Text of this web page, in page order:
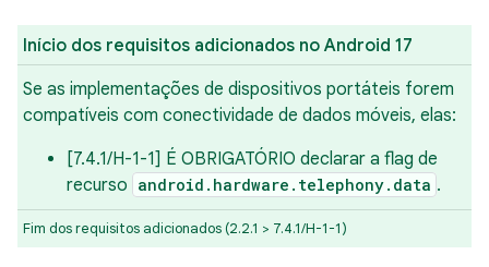
Início dos requisitos adicionados no Android 17
Se as implementações de dispositivos portáteis forem
compatíveis com conectividade de dados móveis, elas:
[7.4.1/H-1-1] É OBRIGATÓRIO declarar a flag de
recurso android.hardware.telephony.data .
Fim dos requisitos adicionados (2.2.1 > 7.4.1/H-1-1)